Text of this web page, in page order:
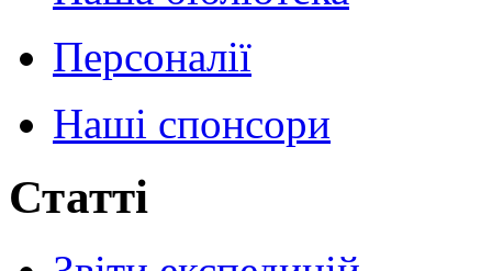
Персоналії
Наші спонсори
Статті